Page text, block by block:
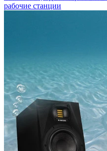
рабочие станции